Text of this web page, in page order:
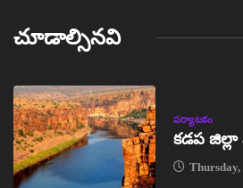
చూడాల్సినవి
పర్యాటకం
కడప జిల్లా
Thursday,